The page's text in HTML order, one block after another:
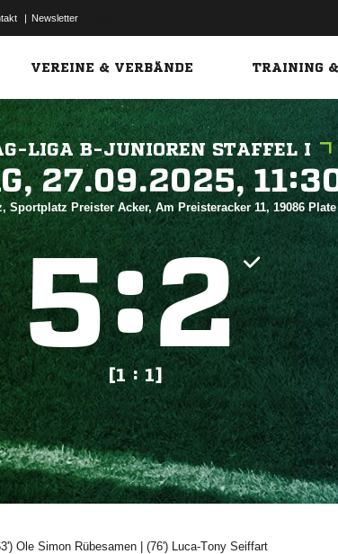
| Newsletter
VEREINE & VERBÄNDE TRAINING
LIGA B-JUNIOREN STAFFEL I

Sportplatz Preister Acker, Am Preisteracker 11, 19086 Plate
:
[1 : 1]
 | (76') 